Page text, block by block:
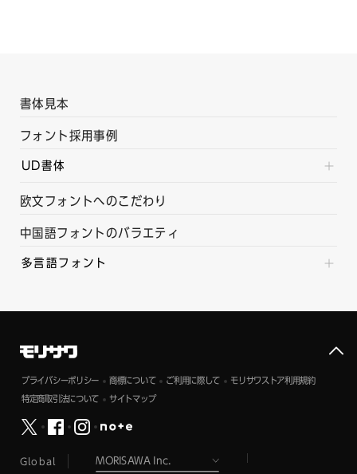
書体見本
フォント採用事例
UD書体
欧文フォントへのこだわり
中国語フォントのバラエティ
多言語フォント
プライバシーポリシー 商標について ご利用に際して モリサワストア利用規約
特定商取引法について サイトマップ
Global